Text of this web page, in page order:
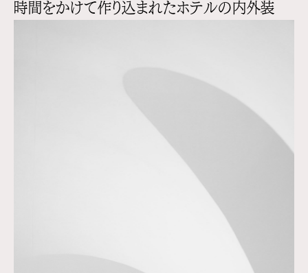
時間をかけて作り込まれたホテルの内外装